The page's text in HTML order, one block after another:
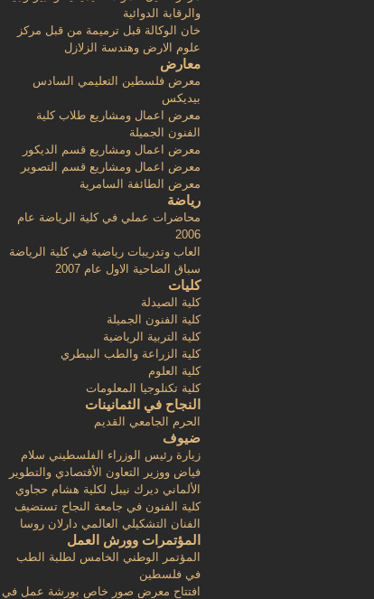
والرقابة الدوائية
خان الوكالة قبل ترميمة من قبل مركز
علوم الارض وهندسة الزلازل
معارض
معرض فلسطين التعليمي السادس
بيديكس
معرض اعمال ومشاريع طلاب كلية
الفنون الجميلة
معرض اعمال ومشاريع قسم الديكور
معرض اعمال ومشاريع قسم التصوير
معرض الطائفة السامرية
رياضة
محاضرات عملي في كلية الرياضة عام
2006
العاب وتدريبات رياضية في كلية الرياضة
سباق الضاحية الاول عام 2007
كليات
كلية الصيدلة
كلية الفنون الجميلة
كلية التربية الرياضية
كلية الزراعة والطب البيطري
كلية العلوم
كلية تكنلوجيا المعلومات
النجاح في الثمانينات
الحرم الجامعي القديم
ضيوف
زيارة رئيس الوزراء الفلسطيني سلام
فياض ووزير التعاون الأقتصادي والتطوير
الألماني ديرك نيبل لكلية هشام حجاوي
كلية الفنون في جامعة النجاح تستضيف
الفنان التشكيلي العالمي دارلان روسا
المؤتمرات وورش العمل
المؤتمر الوطني الخامس لطلبة الطب
في فلسطين
افتتاح معرض صور خاص بورشة عمل في